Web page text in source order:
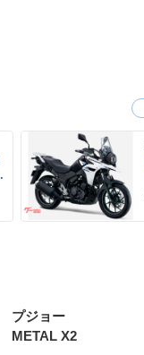
プジョー
METAL X2